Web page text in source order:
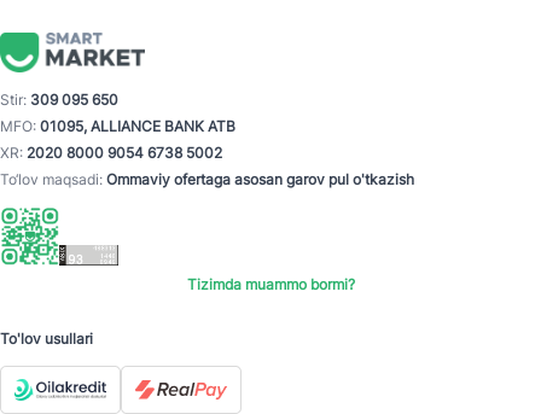
Stir: 309 095 650
MFO: 01095, ALLIANCE BANK ATB
XR: 2020 8000 9054 6738 5002
To‘lov maqsadi: Ommaviy ofertaga asosan garov pul o'tkazish
Tizimda muammo bormi?
To'lov usullari